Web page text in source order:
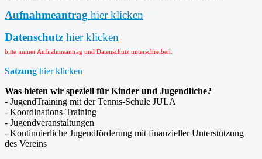
Aufnahmeantrag hier klicken
Datenschutz hier klicken
bitte immer Aufnahmeantrag und Datenschutz unterschreiben.
Satzung hier klicken
Was bieten wir speziell für Kinder und Jugendliche?
- JugendTraining mit der Tennis-Schule JULA
- Koordinations-Training
- Jugendveranstaltungen
- Kontinuierliche Jugendförderung mit finanzieller Unterstützung
des Vereins